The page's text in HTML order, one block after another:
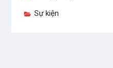
Sự kiện